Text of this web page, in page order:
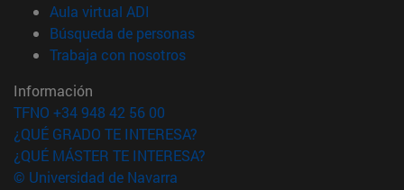
Aula virtual ADI
Búsqueda de personas(abre en nueva ventana)
Trabaja con nosotros(abre en nueva ventana)
Información
TFNO +34 948 42 56 00
¿QUÉ GRADO TE INTERESA?
¿QUÉ MÁSTER TE INTERESA?
© Universidad de Navarra